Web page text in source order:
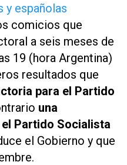
y españolas
comicios que
a seis meses de
19 (hora Argentina)
resultados que
para el Partido
una
el Partido Socialista
el Gobierno y que